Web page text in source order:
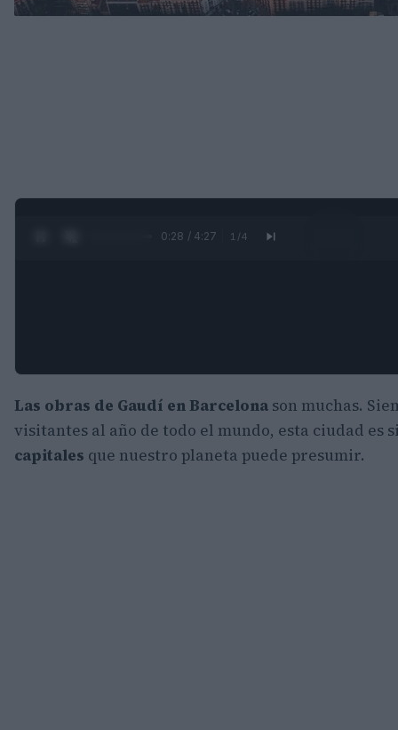
0:29 / 4:27 1 /4
Las obras de Gaudí en Barcelona son muchas.
visitantes al año de todo el mundo, esta ciudad es
capitales que nuestro planeta puede presumir.